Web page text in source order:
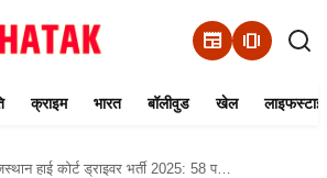
newspaper amp_stories
क्राइम भारत बॉलीवुड खेल
हाई कोर्ट ड्राइवर भर्ती 2025: 58 पदों के लिए आवेदन शुरू, 12वीं पास करें अप्लाई